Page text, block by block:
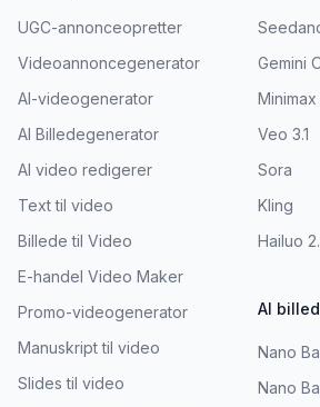
UGC-annonceopretter
Videoannoncegenerator
AI-videogenerator
AI Billedegenerator
AI video redigerer
Text til video
Billede til Video
E-handel Video Maker
Promo-videogenerator
Manuskript til video
Slides til video
Gemini
Minimax
Veo 3.1
Sora
Kling
Hailuo
AI
Nano
Nano